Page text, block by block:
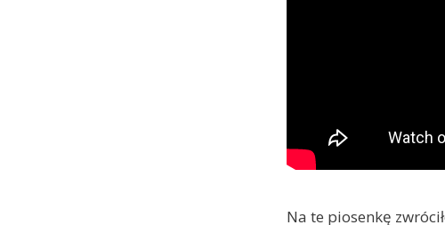
Na te piosenkę